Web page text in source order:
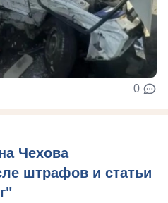
0
Чехова
штрафов и статьи